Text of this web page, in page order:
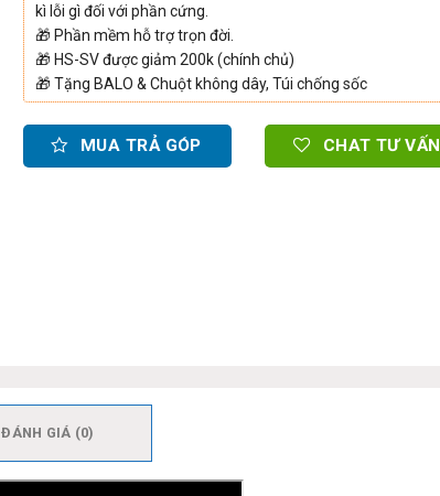
kì lỗi gì đối với phần cứng.
🎁Phần mềm hỗ trợ trọn đời.
🎁HS-SV được giảm 200k (chính chủ)
🎁Tặng BALO & Chuột không dây, Túi chống sốc
MUA TRẢ GÓP CHAT TƯ VẤN
ĐÁNH GIÁ (0)